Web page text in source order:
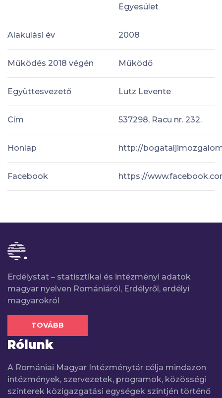
Egyesület
Alakulási év 2008
Működés 2018 végén Működő
Együttesvezető Lutz Levente
Cím 537298, Racu nr. 232.
Honlap http://
Facebook https://
Erdélystat – statisztikai és intézményi adatok
magyar nyelven Romániáról, Erdélyről, erdélyi
magyarokról
TOVÁBB
Rólunk
A Romániai Magyar Intézménytár célja mindazon
intézmények, szervezetek, programok, közösségi
színterek közigazgatási egységek szintjén történő